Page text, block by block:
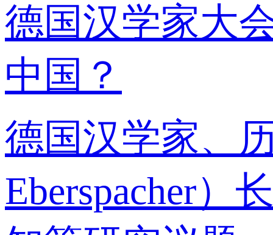
德国汉学家大
中国？
德国汉学家、
Eberspacher）